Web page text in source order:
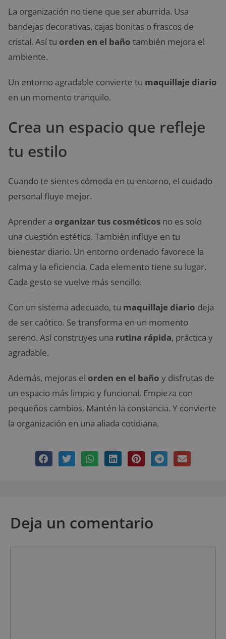
La organización no tiene que ser aburrida. Usa
bandejas decorativas, cajas bonitas o frascos de
cristal. Así tu orden en el baño también mejora el
ambiente.
Un entorno agradable convierte tu maquillaje diario
en un momento tranquilo.
Crea un espacio que refleje
tu estilo
Cuando te sientes cómoda en tu entorno, el cuidado
personal fluye mejor.
Aprender a organizar tus cosméticos no es solo
una cuestión estética. También influye en tu
bienestar diario. Un entorno ordenado favorece la
calma y la eficiencia. Cada elemento tiene su lugar.
Cada gesto se vuelve más sencillo.
Con un sistema adecuado, tu maquillaje diario deja
de ser caótico. Se transforma en un momento
sereno. Así construyes una rutina rápida, práctica y
agradable.
Además, mejoras el orden en el baño y disfrutas de
un espacio más limpio y funcional. Empieza con
pequeños cambios. Mantén la constancia. Y convierte
la organización en una aliada cotidiana.
Deja un comentario